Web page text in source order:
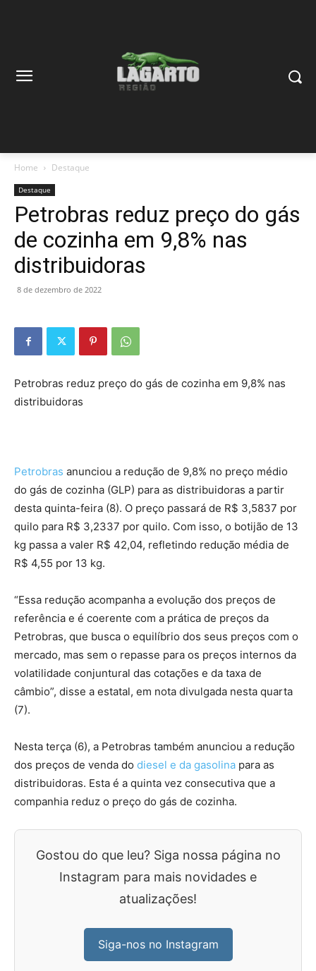
Home Destaque
Destaque
Petrobras reduz preço do gás
de cozinha em 9,8% nas
distribuidoras
8 de dezembro de 2022
Petrobras reduz preço do gás de cozinha em 9,8% nas
distribuidoras
Petrobras anunciou a redução de 9,8% no preço médio
do gás de cozinha (GLP) para as distribuidoras a partir
desta quinta-feira (8). O preço passará de R$ 3,5837 por
quilo para R$ 3,2337 por quilo. Com isso, o botijão de 13
kg passa a valer R$ 42,04, refletindo redução média de
R$ 4,55 por 13 kg.
“Essa redução acompanha a evolução dos preços de
referência e é coerente com a prática de preços da
Petrobras, que busca o equilíbrio dos seus preços com o
mercado, mas sem o repasse para os preços internos da
volatilidade conjuntural das cotações e da taxa de
câmbio”, disse a estatal, em nota divulgada nesta quarta
(7).
Nesta terça (6), a Petrobras também anunciou a redução
dos preços de venda do diesel e da gasolina para as
distribuidoras. Esta é a quinta vez consecutiva que a
companhia reduz o preço do gás de cozinha.
Gostou do que leu? Siga nossa página no
Instagram para mais novidades e
atualizações!
Siga-nos no Instagram